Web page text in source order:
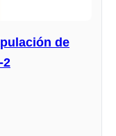
de
2